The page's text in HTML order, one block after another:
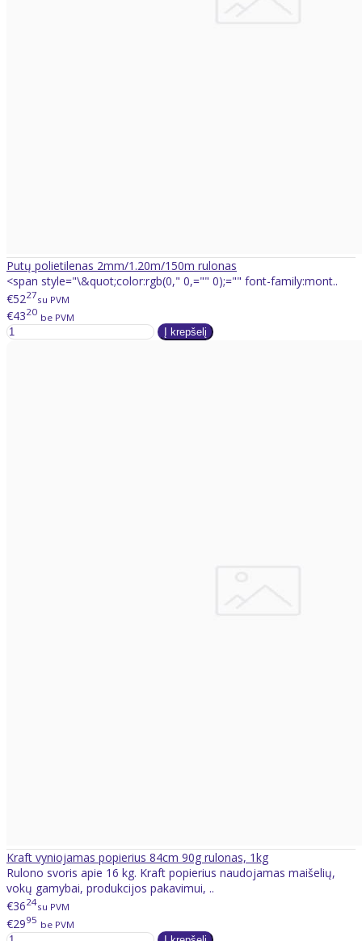
Putų polietilenas 2mm/1.20m/150m rulonas
<span style="\&quot;color:rgb(0," 0,="" 0);="" font-family:mont..
€5227su PVM
€4320 be PVM
Kraft vyniojamas popierius 84cm 90g rulonas, 1kg
Rulono svoris apie 16 kg. Kraft popierius naudojamas maišelių,
vokų gamybai, produkcijos pakavimui, ..
€3624su PVM
€2995 be PVM